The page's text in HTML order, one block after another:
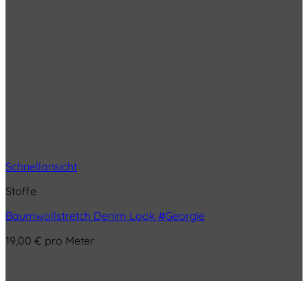
Schnellansicht
Stoffe
Baumwollstretch Denim Look #Georgie
19,00 € pro Meter